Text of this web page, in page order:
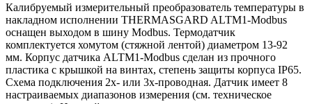
Калибруемый измерительный преобразователь температуры в
накладном исполнении THERMASGARD ALTM1-Modbus
оснащен выходом в шину Modbus. Термодатчик
комплектуется хомутом (стяжной лентой) диаметром 13-92
мм. Корпус датчика ALTM1-Modbus сделан из прочного
пластика с крышкой на винтах, степень защиты корпуса IP65.
Схема подключения 2х- или 3х-проводная. Датчик имеет 8
настраиваемых диапазонов измерения (см. техническое